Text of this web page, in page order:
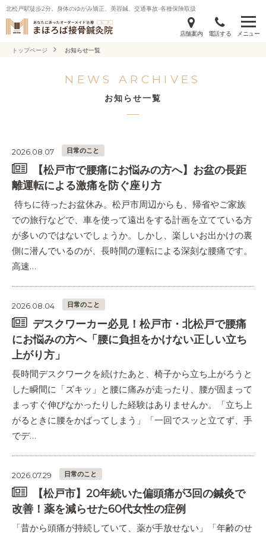
北松戸駅徒歩2分。身体のゆがみ矯正、美容鍼、交通事故-各種保険取扱
店舗案内 電話する メニュー
トップページ お知らせ一覧
NEWS ARCHIVES
お知らせ一覧
2026.08.07 日常のこと
【松戸市で腰痛にお悩みの方へ】お盆の長距
離運転による激痛を防ぐ座り方
待ちに待ったお盆休み。松戸市周辺からも、帰省やご家族
での旅行などで、車を使って遠出をする計画を立てている方
が多いのではないでしょうか。しかし、楽しいお出かけの裏
側に潜んでいるのが、長時間の運転による深刻な腰痛です。
高速…
2026.08.04 日常のこと
デスクワーカー必見！松戸市・北松戸で腰痛
にお悩みの方へ「腰に負担をかけない正しい立ち
上がり方」
長時間デスクワークを続けたあと、椅子から立ち上がろうと
した瞬間に「ズキッ」と腰に痛みが走ったり、腰が固まって
まっすぐ伸びなかったりした経験はありませんか。「立ち上
がるときに腰をかばってしまう」「一回でスッと立てず、手
でデ…
2026.07.29 日常のこと
【松戸市】20年続いた偏頭痛が3回の鍼灸で
改善！薬を減らせた60代女性の症例
「昔から頭痛が持続していて、薬が手放せない」「年齢のせ